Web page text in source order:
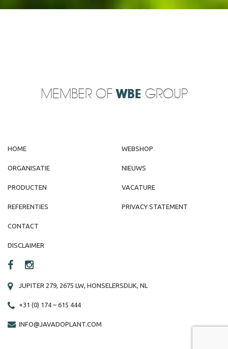
MEMBER OF WBE GROUP
HOME
ORGANISATIE
PRODUCTEN
REFERENTIES
WEBSHOP
NIEUWS
VACATURE
PRIVACY STATEMENT
CONTACT
DISCLAIMER
JUPITER 279, 2675 LW, HONSELERSDIJK, NL
+31 (0) 174 – 615 444
INFO@JAVADOPLANT.COM